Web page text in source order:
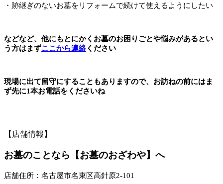
・跡継ぎのないお墓をリフォームで続けて使えるようにしたい
などなど、他にもとにかくお墓のお困りごとや悩みがあるとい
う方はまずここから連絡ください
現場に出て留守にすることもありますので、お訪ねの前にはま
ず先に1本お電話をくださいね
【店舗情報】
お墓のことなら【お墓のおざわや】へ
店舗住所：名古屋市名東区高針原2-101